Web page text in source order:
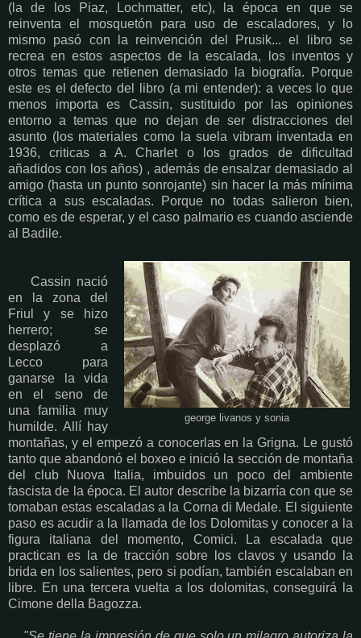
(la de los Piaz, Lochmatter, etc), la época en que se
reinventa el mosquetón para uso de escaladores, y lo
mismo pasó con la reinvención del Prusik... el libro se
recrea en estos aspectos de la escalada, los inventos y
otros temas que retienen demasiado la biografía. Porque
este es el defecto del libro (a mi entender): a veces lo que
menos importa es Cassin, sustituido por las opiniones
entorno a temas que no dejan de ser distracciones del
asunto (los materiales como la suela vibram inventada en
1936, criticas a A. Charlet o los grados de dificultad
añadidos con los años) , además de ensalzar demasiado al
amigo (hasta un punto sonrojante) sin hacer la más mínima
crítica a sus escaladas. Porque no todas salieron bien,
como es de esperar, y el caso palmario es cuando asciende
al Badile.
george livanos y sonia
Cassin nació
en la zona del
Friul y se hizo
herrero; se
desplazó a
Lecco para
ganarse la vida
en el seno de
una familia muy
humilde. Allí hay
montañas, y el empezó a conocerlas en la Grigna. Le gustó
tanto que abandonó el boxeo e inició la sección de montaña
del club Nuova Italia, imbuidos un poco del ambiente
fascista de la época. El autor describe la bizarría con que se
tomaban estas escaladas a la Corna di Medale. El siguiente
paso es acudir a la llamada de los Dolomitas y conocer a la
figura italiana del momento, Comici. La escalada que
practican es la de tracción sobre los clavos y usando la
brida en los salientes, pero si podían, también escalaban en
libre. En una tercera vuelta a los dolomitas, conseguirá la
Cimone della Bagozza.